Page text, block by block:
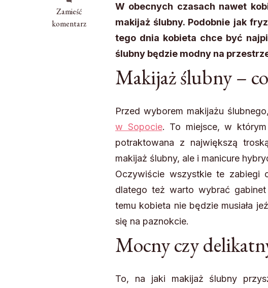
Zamieść
komentarz
we
wpisie
W obecnych czasach nawet
makijaż ślubny. Podobnie jak
tego dnia kobieta chce być
ślubny będzie modny na
Makijaż ślubny –
Przed wyborem makijażu
w Sopocie. To miejsce, w
potraktowana z największą
makijaż ślubny, ale i manicure
Oczywiście wszystkie te zabiegi
dlatego też warto wybrać
temu kobieta nie będzie musiała
się na paznokcie.
Mocny czy
To, na jaki makijaż ślubny